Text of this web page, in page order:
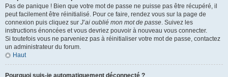
Pas de panique ! Bien que votre mot de passe ne puisse pas être récupéré, il
peut facilement être réinitialisé. Pour ce faire, rendez vous sur la page de
connexion puis cliquez sur J’ai oublié mon mot de passe. Suivez les
instructions énoncées et vous devriez pouvoir à nouveau vous connecter.
Si toutefois vous ne parveniez pas à réinitialiser votre mot de passe, contactez
un administrateur du forum.
Haut
Pourquoi suis-je automatiquement déconnecté ?